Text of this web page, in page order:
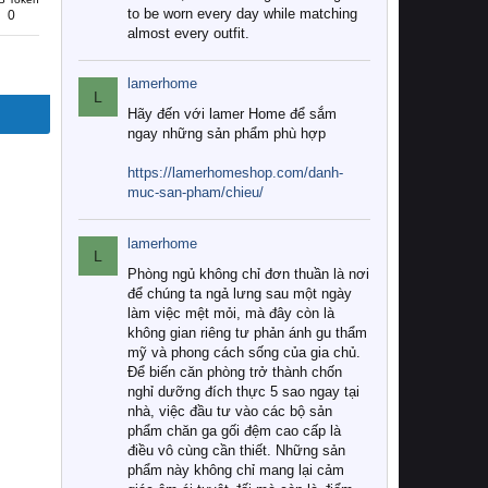
0
to be worn every day while matching
almost every outfit.
L
lamerhome
Hãy đến với lamer Home để sắm
ngay những sản phẩm phù hợp
https://lamerhomeshop.com/danh-
muc-san-pham/chieu/
L
lamerhome
Phòng ngủ không chỉ đơn thuần là nơi
để chúng ta ngả lưng sau một ngày
làm việc mệt mỏi, mà đây còn là
không gian riêng tư phản ánh gu thẩm
mỹ và phong cách sống của gia chủ.
Để biến căn phòng trở thành chốn
nghỉ dưỡng đích thực 5 sao ngay tại
nhà, việc đầu tư vào các bộ sản
phẩm chăn ga gối đệm cao cấp là
điều vô cùng cần thiết. Những sản
phẩm này không chỉ mang lại cảm